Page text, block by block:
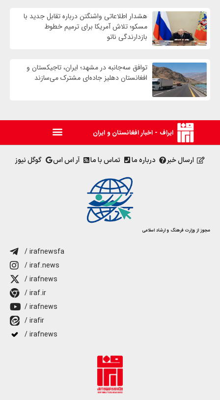
هشدار اطلاعاتی واشنگتن درباره تقابل جدید با
مسکو؛ تلاش آمریکا برای ترمیم خطوط
بازدارندگی ناتو
توافق سه‌جانبه در مشهد؛ ایران، تاجیکستان و
افغانستان دهلیز جاده‌ای مشترک می‌سازند
ایراف - اخبار افغانستان و ایران
ارسال خبر درباره ما تماس با ما آر اس اس گوگل نیوز
مجوز از وزارت فرهنگ و ارشاد اسلامی
/ irafnewsfa
/ iraf.news
/ irafnews
/ iraf.ir
/ irafnews
/ irafir
/ irafnews